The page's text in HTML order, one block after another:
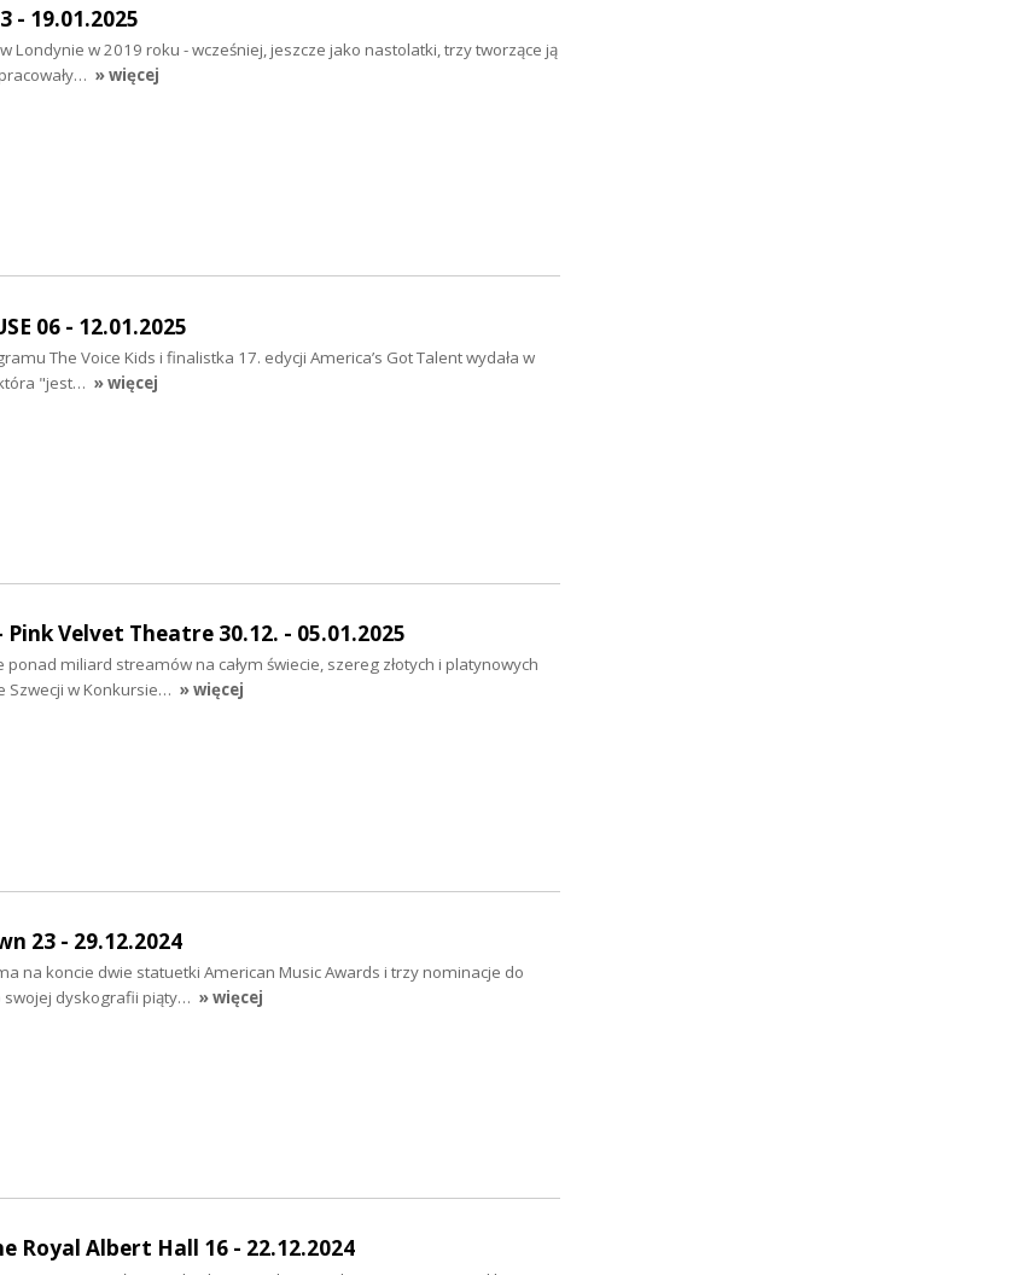
- 19.01.2025
Londynie w 2019 roku - wcześniej, jeszcze jako nastolatki, trzy tworzące ją
» więcej
06 - 12.01.2025
The Voice Kids i finalistka 17. edycji America’s Got Talent wydała w
"jest… » więcej
Pink Velvet Theatre 30.12. - 05.01.2025
miliard streamów na całym świecie, szereg złotych i platynowych
Szwecji w Konkursie… » więcej
23 - 29.12.2024
na koncie dwie statuetki American Music Awards i trzy nominacje do
swojej dyskografii piąty… » więcej
Royal Albert Hall 16 - 22.12.2024